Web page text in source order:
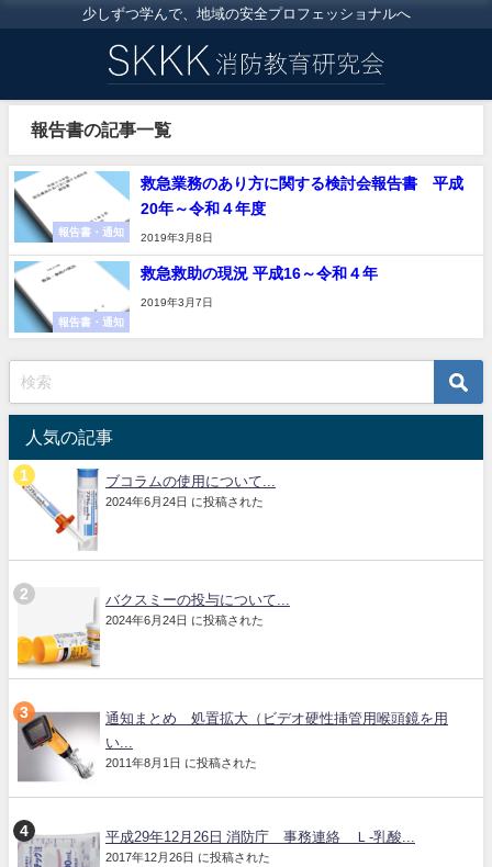
少しずつ学んで、地域の安全プロフェッショナルへ
報告書の記事一覧
報告書・通知
救急業務のあり方に関する検討会報告書 平成
20年～令和４年度
2019年3月8日
報告書・通知
救急救助の現況 平成16～令和４年
2019年3月7日
人気の記事
ブコラムの使用について...
2024年6月24日 に投稿された
バクスミーの投与について...
2024年6月24日 に投稿された
通知まとめ 処置拡大（ビデオ硬性挿管用喉頭鏡を用
い...
2011年8月1日 に投稿された
平成29年12月26日 消防庁 事務連絡 Ｌ-乳酸...
2017年12月26日 に投稿された